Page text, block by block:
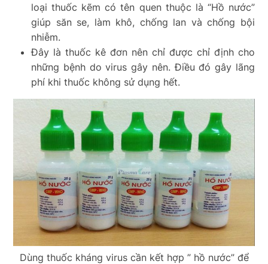
loại thuốc kẽm có tên quen thuộc là “Hồ nước”
giúp săn se, làm khô, chống lan và chống bội
nhiễm.
Đây là thuốc kê đơn nên chỉ được chỉ định cho
những bệnh do virus gây nên. Điều đó gây lãng
phí khi thuốc không sử dụng hết.
Dùng thuốc kháng virus cần kết hợp ” hồ nước” để